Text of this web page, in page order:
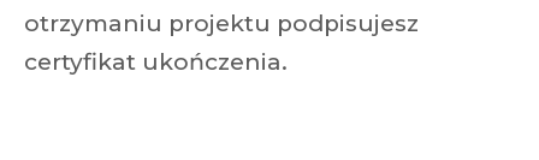
otrzymaniu projektu podpisujesz
certyfikat ukończenia.